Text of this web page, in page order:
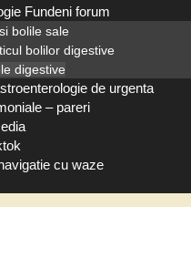
Fundeni forum
bolile sale
bolilor digestive
digestive
de urgenta
– pareri
cu waze